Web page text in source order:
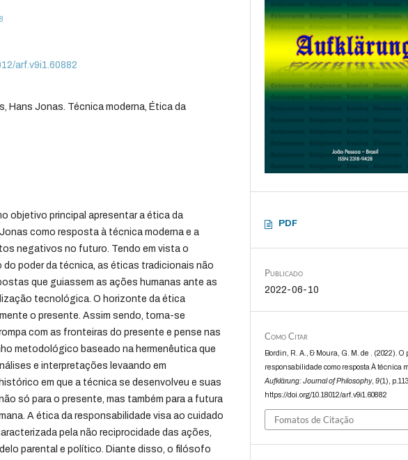
arf.v9i1.60882
Hans Jonas. Técnica moderna, Ética da
objetivo principal apresentar a ética da
como resposta à técnica moderna e a
negativos no futuro. Tendo em vista o
do poder da técnica, as éticas tradicionais não
que guiassem as ações humanas ante as
tecnológica. O horizonte da ética
o presente. Assim sendo, torna-se
com as fronteiras do presente e pense nas
metodológico baseado na hermenêutica que
e interpretações levaando em
em que a técnica se desenvolveu e suas
só para o presente, mas também para a futura
A ética da responsabilidade visa ao cuidado
pela não reciprocidade das ações,
parental e político. Diante disso, o filósofo
PDF
Publicado
2022-06-10
Como Citar
Bordin, R. A., & Moura, G. M. de . (2022). O
responsabilidade como resposta À técnica
Aufklärung: Journal of Philosophy,9(1),
https://doi.org/10.18012/arf.v9i1.60882
Fomatos de Citação